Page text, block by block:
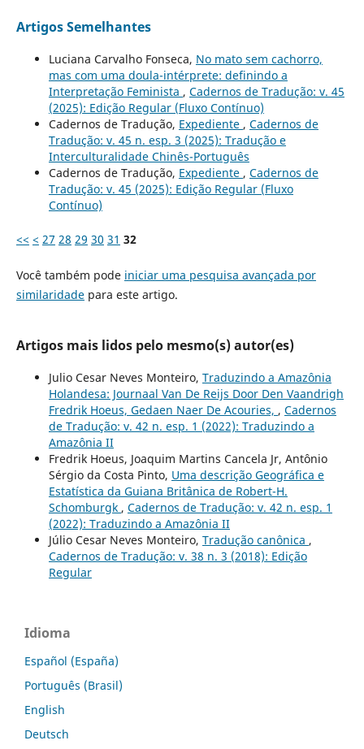
Artigos Semelhantes
Luciana Carvalho Fonseca, No mato sem cachorro,
mas com uma doula-intérprete: definindo a
Interpretação Feminista , Cadernos de Tradução: v. 45
(2025): Edição Regular (Fluxo Contínuo)
Cadernos de Tradução, Expediente , Cadernos de
Tradução: v. 45 n. esp. 3 (2025): Tradução e
Interculturalidade Chinês-Português
Cadernos de Tradução, Expediente , Cadernos de
Tradução: v. 45 (2025): Edição Regular (Fluxo
Contínuo)
<< < 27 28 29 30 31 32
Você também pode iniciar uma pesquisa avançada por
similaridadepara este artigo.
Artigos mais lidos pelo mesmo(s) autor(es)
Julio Cesar Neves Monteiro, Traduzindo a Amazônia
Holandesa: Journaal Van De Reijs Door Den Vaandrigh
Fredrik Hoeus, Gedaen Naer De Acouries, , Cadernos
de Tradução: v. 42 n. esp. 1 (2022): Traduzindo a
Amazônia II
Fredrik Hoeus, Joaquim Martins Cancela Jr, Antônio
Sérgio da Costa Pinto, Uma descrição Geográfica e
Estatística da Guiana Britânica de Robert-H.
Schomburgk , Cadernos de Tradução: v. 42 n. esp. 1
(2022): Traduzindo a Amazônia II
Júlio Cesar Neves Monteiro, Tradução canônica ,
Cadernos de Tradução: v. 38 n. 3 (2018): Edição
Regular
Idioma
Español (España)
Português (Brasil)
English
Deutsch